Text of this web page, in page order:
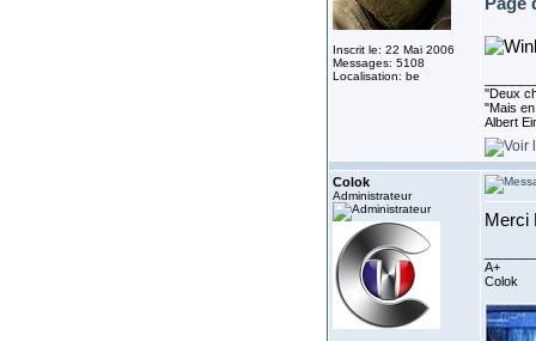
Inscrit le: 22 Mai 2006
Messages: 5108
Localisation: be
''Deux
"Mais
Albert
Colok
Administrateur
Merci
A+
Colok